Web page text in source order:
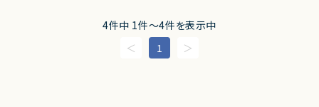
・既にサービス稼働中であり、数ヶ月から半年単位で新機能追加や改善を継
4件中 1件〜4件を表示中
1